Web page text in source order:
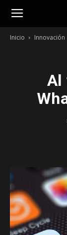
Inicio Innovación
Al